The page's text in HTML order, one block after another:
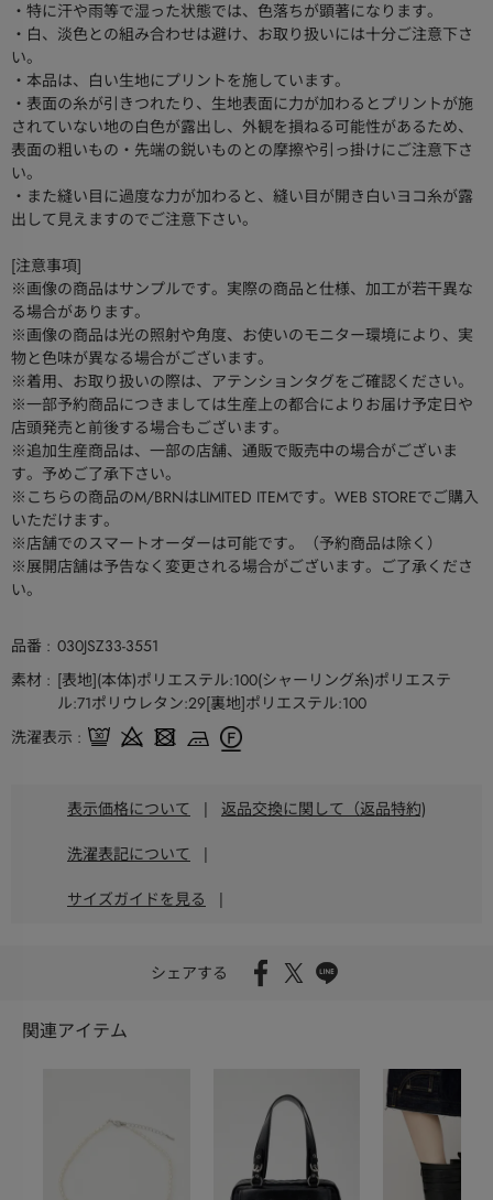
・特に汗や雨等で湿った状態では、色落ちが顕著になります。
・白、淡色との組み合わせは避け、お取り扱いには十分ご注意下さ
い。
・本品は、白い生地にプリントを施しています。
・表面の糸が引きつれたり、生地表面に力が加わるとプリントが施
されていない地の白色が露出し、外観を損ねる可能性があるため、
表面の粗いもの・先端の鋭いものとの摩擦や引っ掛けにご注意下さ
い。
・また縫い目に過度な力が加わると、縫い目が開き白いヨコ糸が露
出して見えますのでご注意下さい。
[注意事項]
※画像の商品はサンプルです。実際の商品と仕様、加工が若干異な
る場合があります。
※画像の商品は光の照射や角度、お使いのモニター環境により、実
物と色味が異なる場合がございます。
※着用、お取り扱いの際は、アテンションタグをご確認ください。
※一部予約商品につきましては生産上の都合によりお届け予定日や
店頭発売と前後する場合もございます。
※追加生産商品は、一部の店舗、通販で販売中の場合がございま
す。予めご了承下さい。
※こちらの商品のM/BRNはLIMITED ITEMです。WEB STOREでご購入
いただけます。
※店舗でのスマートオーダーは可能です。（予約商品は除く）
※展開店舗は予告なく変更される場合がございます。ご了承くださ
い。
品番
030JSZ33-3551
素材
[表地](本体)ポリエステル:100(シャーリング糸)ポリエステ
ル:71ポリウレタン:29[裏地]ポリエステル:100
洗濯表示
表示価格について | 返品交換に関して（返品特約)
洗濯表記について |
サイズガイドを見る |
シェアする
関連アイテム